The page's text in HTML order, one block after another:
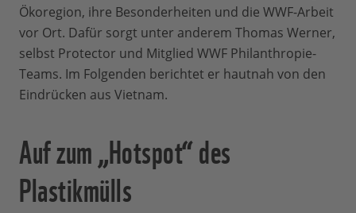
Ökoregion, ihre Besonderheiten und die WWF-Arbeit
vor Ort. Dafür sorgt unter anderem Thomas Werner,
selbst Protector und Mitglied WWF Philanthropie-
Teams. Im Folgenden berichtet er hautnah von den
Eindrücken aus Vietnam.
Auf zum „Hotspot“ des
Plastikmülls